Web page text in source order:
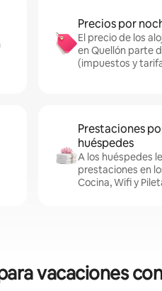
Precios por
El precio de los
en Quellón parte
(impuestos y
Prestaciones
huéspedes
A los huéspedes
prestaciones en
Cocina, Wifi y
vacaciones